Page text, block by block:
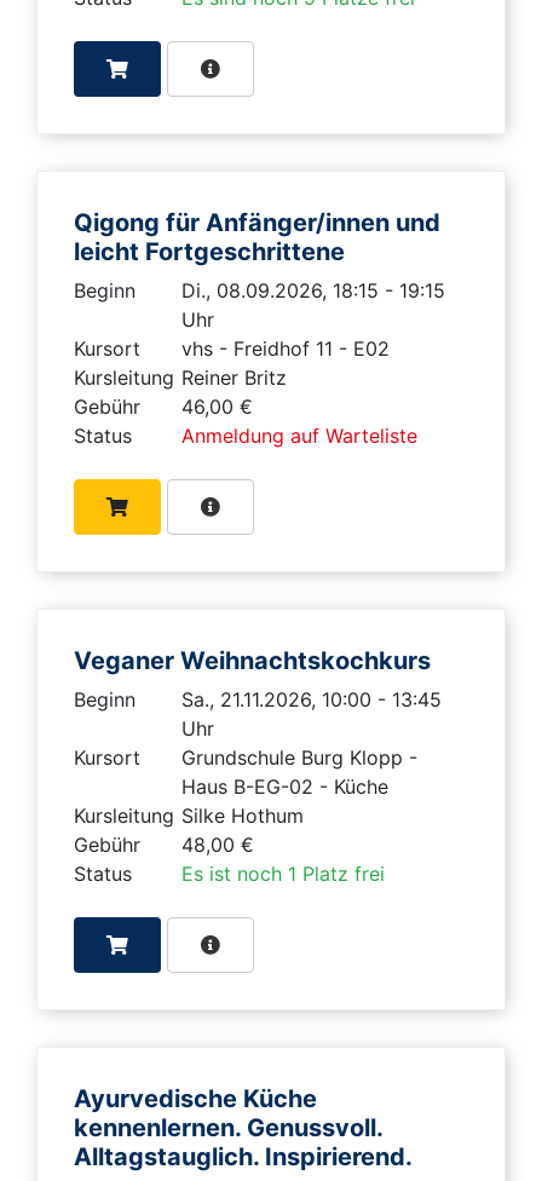
Qigong für Anfänger/innen und
leicht Fortgeschrittene
Beginn
Di., 08.09.2026, 18:15 - 19:15
Uhr
Kursort
vhs - Freidhof 11 - E02
Kursleitung Reiner Britz
Gebühr
46,00 €
Status
Anmeldung auf Warteliste
Veganer Weihnachtskochkurs
Beginn
Sa., 21.11.2026, 10:00 - 13:45
Uhr
Kursort
Grundschule Burg Klopp -
Haus B-EG-02 - Küche
Kursleitung Silke Hothum
Gebühr
48,00 €
Status
Es ist noch 1 Platz frei
Ayurvedische Küche
kennenlernen. Genussvoll.
Alltagstauglich. Inspirierend.